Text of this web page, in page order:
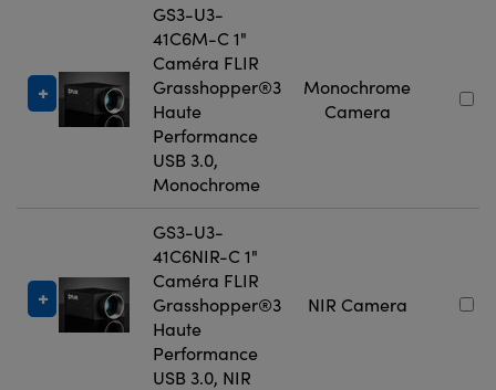
GS3-U3-
41C6M-C 1"
Caméra FLIR
Grasshopper®3
Haute
Performance
USB 3.0,
Monochrome
Monochrome
Camera
GS3-U3-
41C6NIR-C 1"
Caméra FLIR
Grasshopper®3
Haute
Performance
USB 3.0, NIR
NIR Camera